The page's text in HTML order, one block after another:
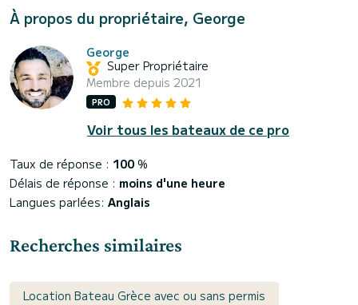
À propos du propriétaire, George
George
Super Propriétaire
Membre depuis 2021
PRO
Voir tous les bateaux de ce pro
Taux de réponse : 100 %
Délais de réponse : moins d'une heure
Langues parlées: Anglais
Recherches similaires
Location Bateau Grèce avec ou sans permis